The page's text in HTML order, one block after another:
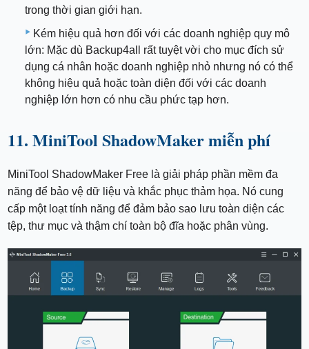
trong thời gian giới hạn.
Kém hiệu quả hơn đối với các doanh nghiệp quy mô
lớn: Mặc dù Backup4all rất tuyệt vời cho mục đích sử
dụng cá nhân hoặc doanh nghiệp nhỏ nhưng nó có thể
không hiệu quả hoặc toàn diện đối với các doanh
nghiệp lớn hơn có nhu cầu phức tạp hơn.
11. MiniTool ShadowMaker miễn phí
MiniTool ShadowMaker Free là giải pháp phần mềm đa
năng để bảo vệ dữ liệu và khắc phục thảm họa. Nó cung
cấp một loạt tính năng để đảm bảo sao lưu toàn diện các
tệp, thư mục và thậm chí toàn bộ đĩa hoặc phân vùng.